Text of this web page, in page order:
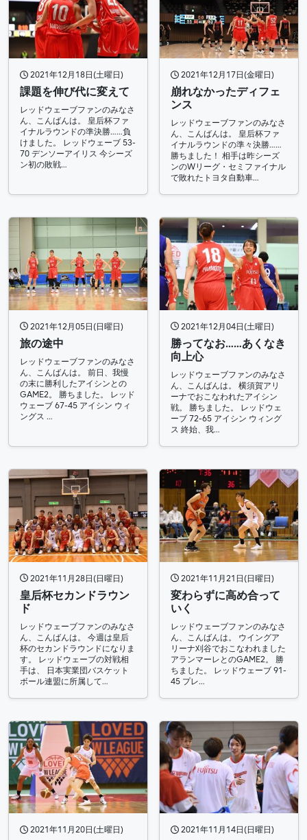
2021年12月18日(土曜日)
課題を伸び代に変えて
レッドウェーブファンのみなさ
ん、こんばんは。 皇后杯ファ
イナルラウンドの準決勝……負
けました。 レッドウェーブ 53-
70 デンソーアイリス 今シーズ
ン初の敗戦…
2021年12月17日(金曜日)
崩れなかったディフェ
ンス
レッドウェーブファンのみなさ
ん、こんばんは。 皇后杯ファ
イナルラウンドの準々決勝……
勝ちました！ 相手は昨シーズ
ンのWリーグ・セミファイナル
で敗れたトヨタ自動車…
2021年12月05日(日曜日)
旅の途中
レッドウェーブファンのみなさ
ん、こんばんは。 前日、我慢
の末に勝利したアイシンとの
GAME2。 勝ちました。 レッド
ウェーブ 67-45 アイシン ウィ
ングス …
2021年12月04日(土曜日)
勝ってなお……あくなき
向上心
レッドウェーブファンのみなさ
ん、こんばんは。 横須賀アリ
ーナでおこなわれたアイシン
戦。 勝ちました。 レッドウェ
ーブ 72-65 アイシン ウィング
ス 終始、我…
2021年11月28日(日曜日)
皇后杯セカンドラウン
ド
レッドウェーブファンのみなさ
ん、こんばんは。 今週は皇后
杯のセカンドラウンドになりま
す。 レッドウェーブの対戦相
手は、 日本実業団バスケット
ボール連盟に所属して…
2021年11月21日(日曜日)
変わらずに高め合って
いく
レッドウェーブファンのみなさ
ん、こんばんは。 ウイングア
リーナ刈谷でおこなわれました
アランマーレとのGAME2。 勝
ちました。 レッドウェーブ 91-
45 プレ…
2021年11月20日(土曜日) 2021年11月14日(日曜日)